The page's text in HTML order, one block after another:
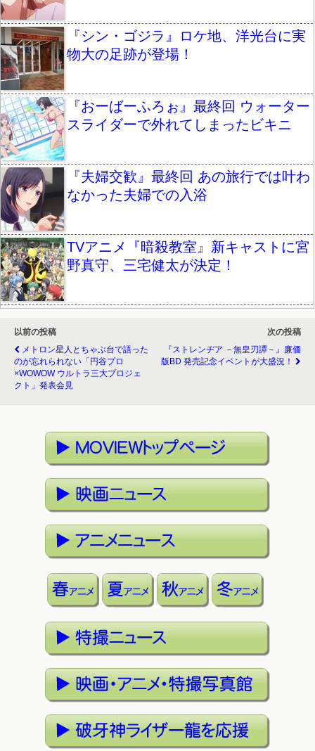
『シン・ゴジラ』ロケ地、洋光台に実
物大の足跡が登場！
『おーばーふろぉ』最終回 ウォーター
スライダーで外れてしまったビキニ
『夫婦交歓』最終回 あの旅行では叶わ
なかった夫婦での入浴
TVアニメ『暗殺教室』新キャストに宮
野真守、三宅健太が決定！
以前の投稿
メトロン星人とちゃぶ台で語った
のが忘れられない「円谷プロ
×WOWOW ウルトラ三大プロジェ
クト」発表会見
次の投稿
『ストレンヂア －無皇刃譚－』廉価
版BD 発売記念イベントが大盛況！